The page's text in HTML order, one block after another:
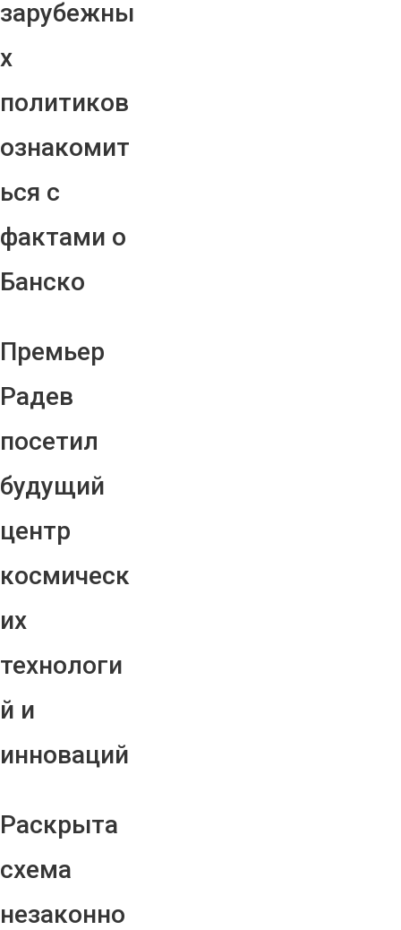
зарубежны
х
политиков
ознакомит
ься с
фактами о
Банско
Премьер
Радев
посетил
будущий
центр
космическ
их
технологи
й и
инноваций
Раскрыта
схема
незаконно